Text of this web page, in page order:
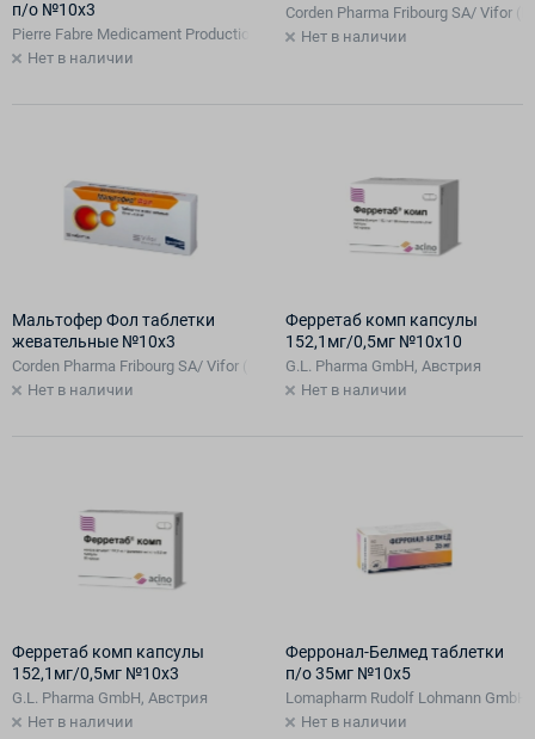
п/о №10х3
Pierre Fabre Medicament Production, Франция
Нет в наличии
Corden Pharma Fribourg SA/ Vifor
Нет в наличии
Мальтофер Фол таблетки
жевательные №10х3
Corden Pharma Fribourg SA/ Vifor (International) Inc, Швейцария
Нет в наличии
Ферретаб комп капсулы
152,1мг/0,5мг №10х10
G.L. Pharma GmbH, Австрия
Нет в наличии
Ферретаб комп капсулы
152,1мг/0,5мг №10х3
G.L. Pharma GmbH, Австрия
Нет в наличии
Ферронал-Белмед таблетки
п/о 35мг №10х5
Lomapharm Rudolf Lohmann
Нет в наличии